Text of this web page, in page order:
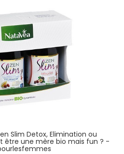
Slim Detox, Elimination ou
être une mère bio mais fun ? -